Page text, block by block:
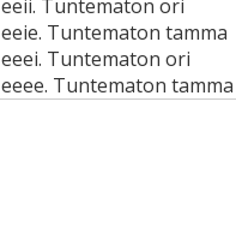
eeii. Tuntematon ori
eeie. Tuntematon tamma
eeei. Tuntematon ori
eeee. Tuntematon tamma